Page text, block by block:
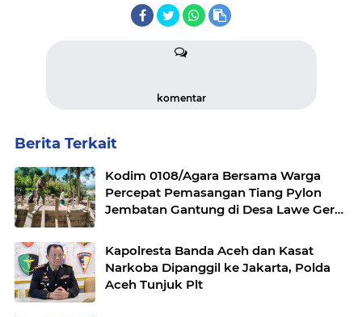
komentar
Berita Terkait
Kodim 0108/Agara Bersama Warga
Percepat Pemasangan Tiang Pylon
Jembatan Gantung di Desa Lawe Ger-
Kapolresta Banda Aceh dan Kasat
Narkoba Dipanggil ke Jakarta, Polda
Aceh Tunjuk Plt